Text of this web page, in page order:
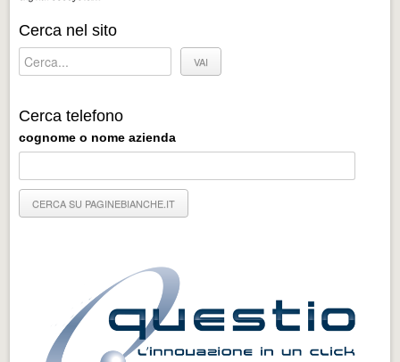
Progetti Realizzati
EVENTI
Eventi Vigevano
Cerca nel sito
Cerca telefono
cognome o nome azienda